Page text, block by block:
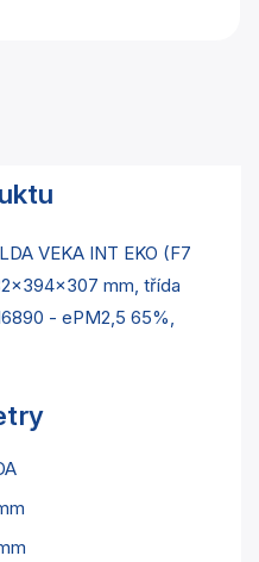
VEKA INT EKO (F7
mm, třída
- ePM2,5 65%,